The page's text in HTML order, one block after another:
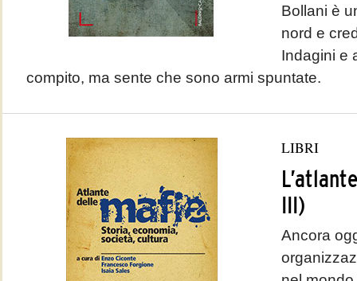
Bollani è
nord e
Indagini e
compito, ma sente che sono armi spuntate.
LIBRI
III)
Ancora